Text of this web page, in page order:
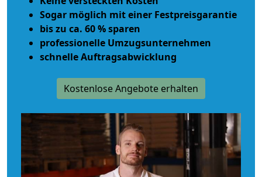
Sogar möglich mit einer Festpreisgarantie
bis zu ca. 60 % sparen
professionelle Umzugsunternehmen
schnelle Auftragsabwicklung
Kostenlose Angebote erhalten